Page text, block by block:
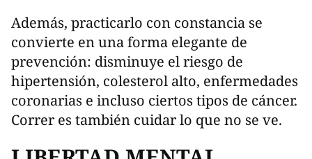
Además, practicarlo con constancia se
convierte en una forma elegante de
prevención: disminuye el riesgo de
hipertensión, colesterol alto, enfermedades
coronarias e incluso ciertos tipos de cáncer.
Correr es también cuidar lo que no se ve.